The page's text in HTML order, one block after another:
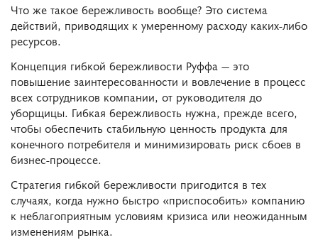
Что же такое бережливость вообще? Это система
действий, приводящих к умеренному расходу каких-либо
ресурсов.
Концепция гибкой бережливости Руффа — это
повышение заинтересованности и вовлечение в процесс
всех сотрудников компании, от руководителя до
уборщицы. Гибкая бережливость нужна, прежде всего,
чтобы обеспечить стабильную ценность продукта для
конечного потребителя и минимизировать риск сбоев в
бизнес-процессе.
Стратегия гибкой бережливости пригодится в тех
случаях, когда нужно быстро «приспособить» компанию
к неблагоприятным условиям кризиса или неожиданным
изменениям рынка.